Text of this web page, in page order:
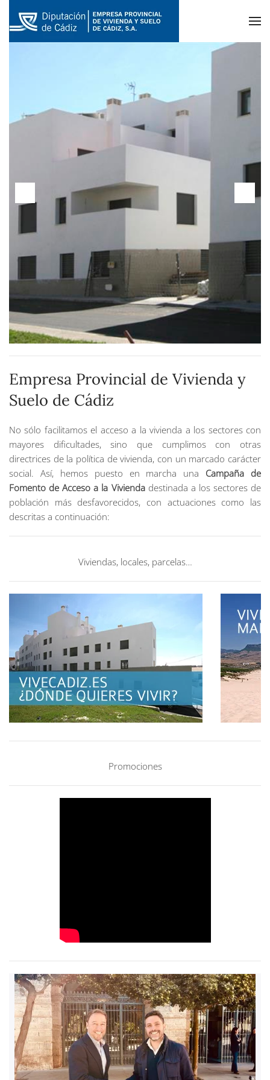
Skip to main content
Empresa Provincial de Vivienda y
Suelo de Cádiz
No sólo facilitamos el acceso a la vivienda a los sectores con
mayores dificultades, sino que cumplimos con otras
directrices de la política de vivienda, con un marcado carácter
social. Así, hemos puesto en marcha una Campaña de
Fomento de Acceso a la Viviendadestinada a los sectores de
población más desfavorecidos, con actuaciones como las
descritas a continuación:
Viviendas, locales, parcelas…
Promociones